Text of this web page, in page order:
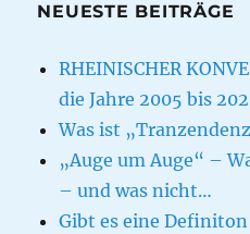
NEUESTE BEITRÄGE
RHEINISCHER
die Jahre 2005 bis
Was ist
„Auge um Auge“ –
– und was nicht…
Gibt es eine